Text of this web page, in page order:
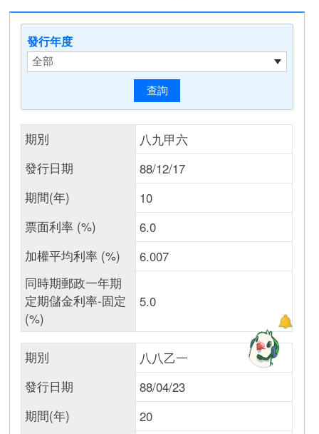
發行年度
期別
八九甲六
發行日期
88/12/17
期間(年)
10
票面利率 (%)
6.0
加權平均利率 (%)
6.007
同時期郵政一年期
定期儲金利率-固定
(%)
5.0
期別
八八乙一
發行日期
88/04/23
期間(年)
20